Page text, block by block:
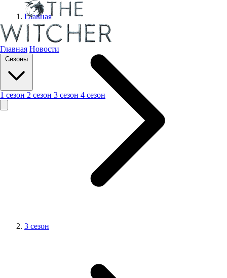
Главная Новости
Сезоны
1 сезон 2 сезон 3 сезон 4 сезон
Главная
3 сезон